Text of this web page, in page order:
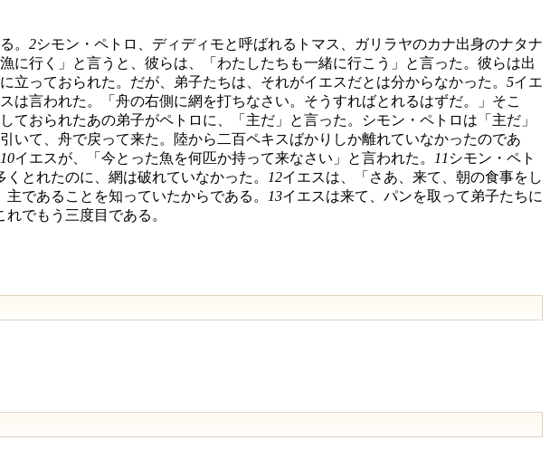
。 2シモン・ペトロ、ディディモと呼ばれるトマス、ガリラヤのカナ出身のナタナ
に行く」と言うと、彼らは、「わたしたちも一緒に行こう」と言った。彼らは出
立っておられた。だが、弟子たちは、それがイエスだとは分からなかった。 5イエ
は言われた。「舟の右側に網を打ちなさい。そうすればとれるはずだ。」そこ
ておられたあの弟子がペトロに、「主だ」と言った。シモン・ペトロは「主だ」
いて、舟で戻って来た。陸から二百ペキスばかりしか離れていなかったのであ
10イエスが、「今とった魚を何匹か持って来なさい」と言われた。 11シモン・ペト
とれたのに、網は破れていなかった。 12イエスは、「さあ、来て、朝の食事をし
であることを知っていたからである。 13イエスは来て、パンを取って弟子たちに
でもう三度目である。